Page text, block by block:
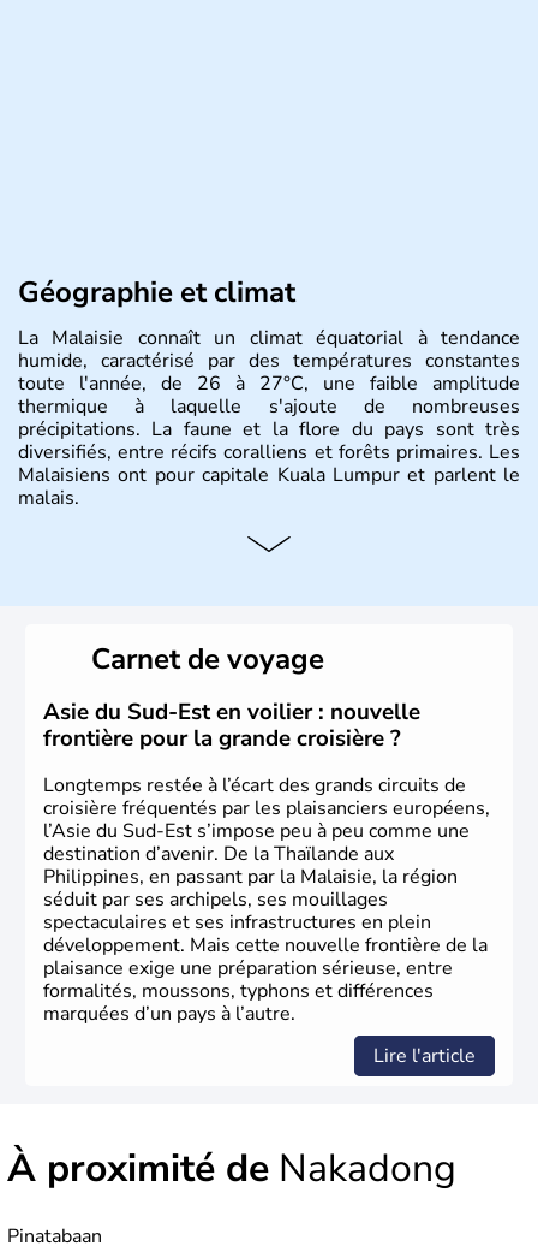
Géographie et climat
La Malaisie connaît un climat équatorial à tendance
humide, caractérisé par des températures constantes
toute l'année, de 26 à 27°C, une faible amplitude
thermique à laquelle s'ajoute de nombreuses
précipitations. La faune et la flore du pays sont très
diversifiés, entre récifs coralliens et forêts primaires. Les
Malaisiens ont pour capitale Kuala Lumpur et parlent le
malais.
Histoire et administration
constituent son territoire. C'est l'un des « tigres » de la
région, passant en quelques années de « pays en voie de
développement » à « pays développé », riche de ses 27
millions d'habitants. La religion dominante est l'Islam.
Carnet de voyage
Asie du Sud-Est en voilier : nouvelle
frontière pour la grande croisière ?
Longtemps restée à l’écart des grands circuits de
croisière fréquentés par les plaisanciers européens,
l’Asie du Sud-Est s’impose peu à peu comme une
destination d’avenir. De la Thaïlande aux
Philippines, en passant par la Malaisie, la région
séduit par ses archipels, ses mouillages
spectaculaires et ses infrastructures en plein
développement. Mais cette nouvelle frontière de la
plaisance exige une préparation sérieuse, entre
formalités, moussons, typhons et différences
marquées d’un pays à l’autre.
Lire l'article
À proximité de Nakadong
Pinatabaan